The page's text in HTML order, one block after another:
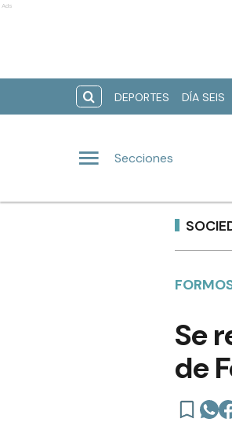
Ads
DEPORTES DÍA SEIS
Secciones
Se
de